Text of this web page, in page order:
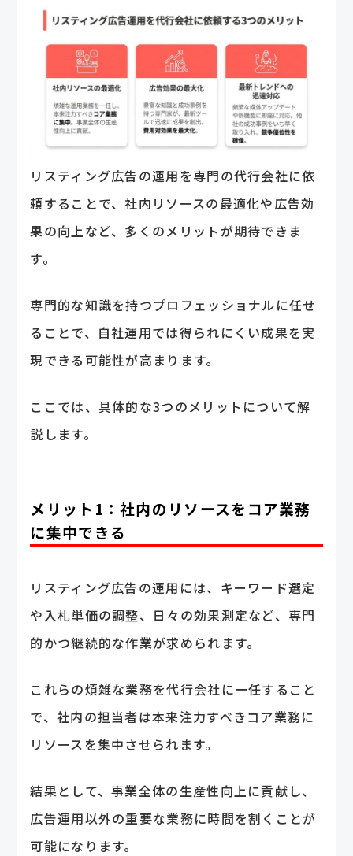
リスティング広告の運用を専門の代行会社に依
頼することで、社内リソースの最適化や広告効
果の向上など、多くのメリットが期待できま
す。
専門的な知識を持つプロフェッショナルに任せ
ることで、自社運用では得られにくい成果を実
現できる可能性が高まります。
ここでは、具体的な3つのメリットについて解
説します。
メリット1：社内のリソースをコア業務
に集中できる
リスティング広告の運用には、キーワード選定
や入札単価の調整、日々の効果測定など、専門
的かつ継続的な作業が求められます。
これらの煩雑な業務を代行会社に一任すること
で、社内の担当者は本来注力すべきコア業務に
リソースを集中させられます。
結果として、事業全体の生産性向上に貢献し、
広告運用以外の重要な業務に時間を割くことが
可能になります。